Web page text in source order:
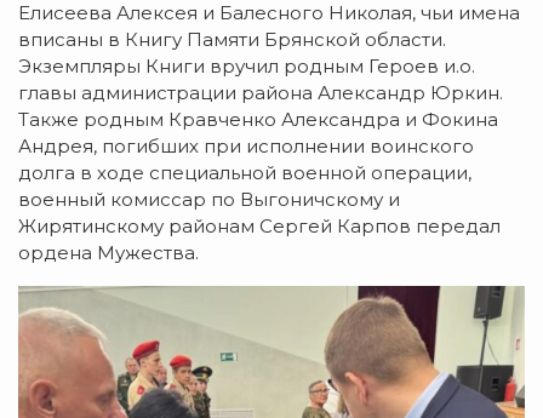
Елисеева Алексея и Балесного Николая, чьи имена
вписаны в Книгу Памяти Брянской области.
Экземпляры Книги вручил родным Героев и.о.
главы администрации района Александр Юркин.
Также родным Кравченко Александра и Фокина
Андрея, погибших при исполнении воинского
долга в ходе специальной военной операции,
военный комиссар по Выгоничскому и
Жирятинскому районам Сергей Карпов передал
ордена Мужества.